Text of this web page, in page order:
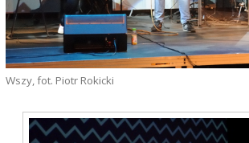
Wszy, fot. Piotr Rokicki